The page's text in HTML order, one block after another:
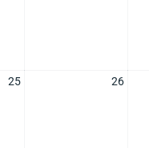
25 26